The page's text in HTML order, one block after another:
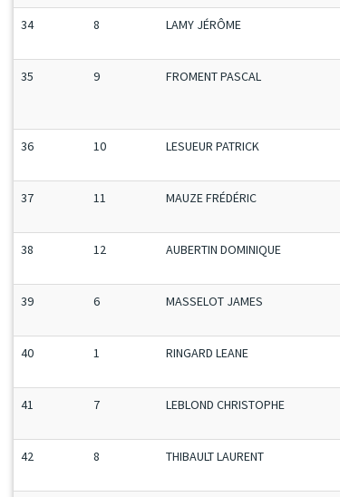
34 8 LAMY JÉRÔME
35 9 FROMENT PASCAL
36 10 LESUEUR PATRICK
37 11 MAUZE FRÉDÉRIC
38 12 AUBERTIN DOMINIQUE
39 6 MASSELOT JAMES
40 1 RINGARD LEANE
41 7 LEBLOND CHRISTOPHE
42 8 THIBAULT LAURENT